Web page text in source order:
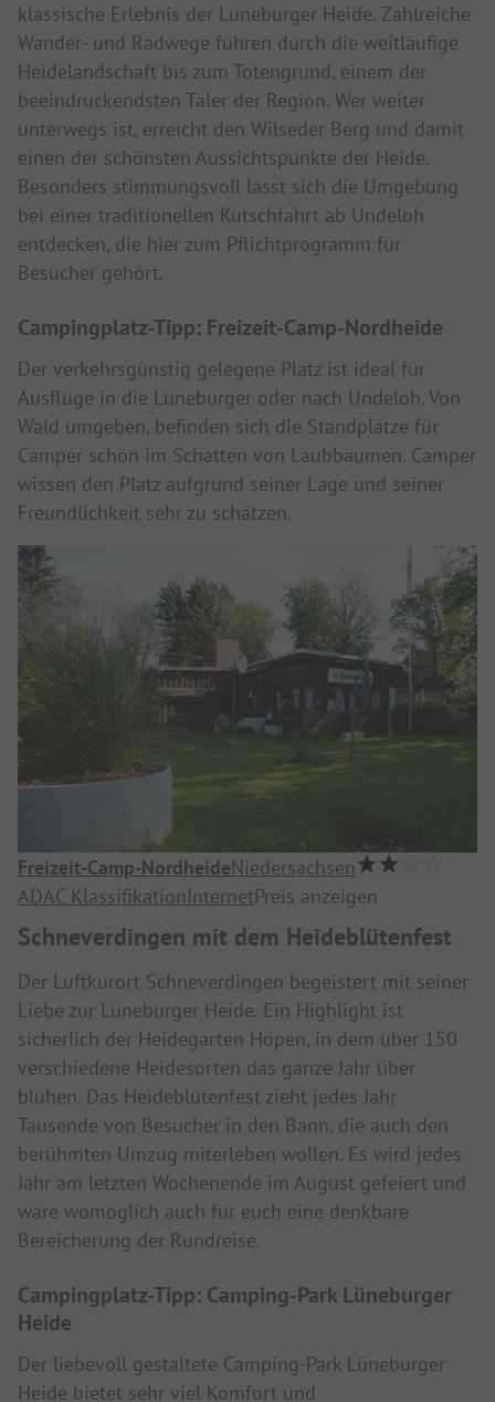
klassische Erlebnis der Lüneburger Heide. Zahlreiche
Wander- und Radwege führen durch die weitläufige
Heidelandschaft bis zum Totengrund, einem der
beeindruckendsten Täler der Region. Wer weiter
unterwegs ist, erreicht den Wilseder Berg und damit
einen der schönsten Aussichtspunkte der Heide.
Besonders stimmungsvoll lässt sich die Umgebung
bei einer traditionellen Kutschfahrt ab Undeloh
entdecken, die hier zum Pflichtprogramm für
Besucher gehört.
Campingplatz-Tipp: Freizeit-Camp-Nordheide
Der verkehrsgünstig gelegene Platz ist ideal für
Ausflüge in die Lüneburger oder nach Undeloh. Von
Wald umgeben, befinden sich die Standplätze für
Camper schön im Schatten von Laubbäumen. Camper
wissen den Platz aufgrund seiner Lage und seiner
Freundlichkeit sehr zu schätzen.
Freizeit-Camp-NordheideNiedersachsen
ADAC KlassifikationInternetPreis anzeigen
Schneverdingen mit dem Heideblütenfest
Der Luftkurort Schneverdingen begeistert mit seiner
Liebe zur Lüneburger Heide. Ein Highlight ist
sicherlich der Heidegarten Höpen, in dem über 150
verschiedene Heidesorten das ganze Jahr über
blühen. Das Heideblütenfest zieht jedes Jahr
Tausende von Besucher in den Bann, die auch den
berühmten Umzug miterleben wollen. Es wird jedes
Jahr am letzten Wochenende im August gefeiert und
wäre womöglich auch für euch eine denkbare
Bereicherung der Rundreise.
Campingplatz-Tipp: Camping-Park Lüneburger
Heide
Der liebevoll gestaltete Camping-Park Lüneburger
Heide bietet sehr viel Komfort und